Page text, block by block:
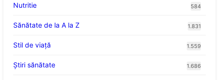
Nutritie 584
Sănătate de la A la Z 1.831
Stil de viaţă 1.559
Ştiri sănătate 1.686